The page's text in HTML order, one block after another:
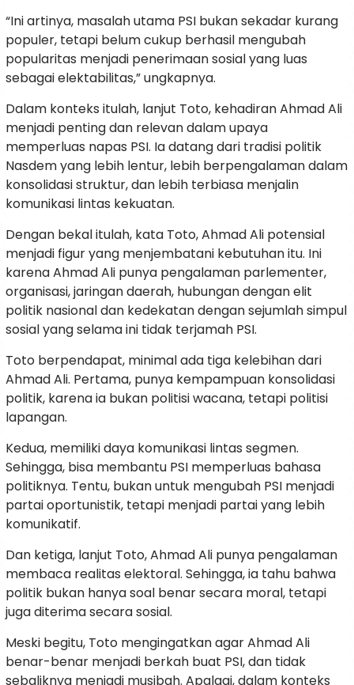
“Ini artinya, masalah utama PSI bukan sekadar kurang
populer, tetapi belum cukup berhasil mengubah
popularitas menjadi penerimaan sosial yang luas
sebagai elektabilitas,” ungkapnya.
Dalam konteks itulah, lanjut Toto, kehadiran Ahmad Ali
menjadi penting dan relevan dalam upaya
memperluas napas PSI. Ia datang dari tradisi politik
Nasdem yang lebih lentur, lebih berpengalaman dalam
konsolidasi struktur, dan lebih terbiasa menjalin
komunikasi lintas kekuatan.
Dengan bekal itulah, kata Toto, Ahmad Ali potensial
menjadi figur yang menjembatani kebutuhan itu. Ini
karena Ahmad Ali punya pengalaman parlementer,
organisasi, jaringan daerah, hubungan dengan elit
politik nasional dan kedekatan dengan sejumlah simpul
sosial yang selama ini tidak terjamah PSI.
Toto berpendapat, minimal ada tiga kelebihan dari
Ahmad Ali. Pertama, punya kempampuan konsolidasi
politik, karena ia bukan politisi wacana, tetapi politisi
lapangan.
Kedua, memiliki daya komunikasi lintas segmen.
Sehingga, bisa membantu PSI memperluas bahasa
politiknya. Tentu, bukan untuk mengubah PSI menjadi
partai oportunistik, tetapi menjadi partai yang lebih
komunikatif.
Dan ketiga, lanjut Toto, Ahmad Ali punya pengalaman
membaca realitas elektoral. Sehingga, ia tahu bahwa
politik bukan hanya soal benar secara moral, tetapi
juga diterima secara sosial.
Meski begitu, Toto mengingatkan agar Ahmad Ali
benar-benar menjadi berkah buat PSI, dan tidak
sebaliknya menjadi musibah. Apalagi, dalam konteks